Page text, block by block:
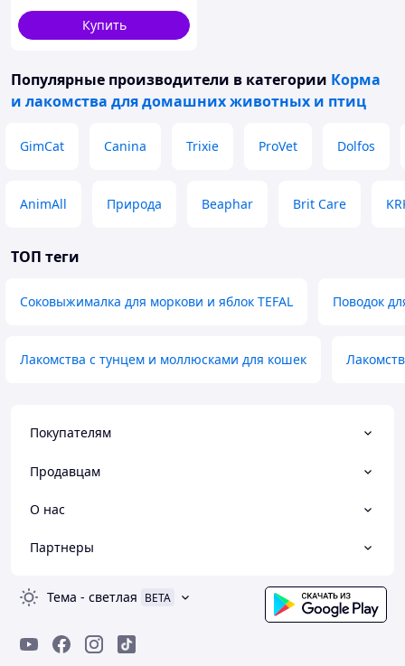
Купить
Популярные производители в категории Корма
и лакомства для домашних животных и птиц
GimCat Canina Trixie ProVet Dolfos
AnimAll Природа Beaphar Brit Care
ТОП теги
Соковыжималка для моркови и яблок TEFAL Поводок
Лакомства с тунцем и моллюсками для кошек
Покупателям
Продавцам
О нас
Партнеры
Тема - светлая BETA